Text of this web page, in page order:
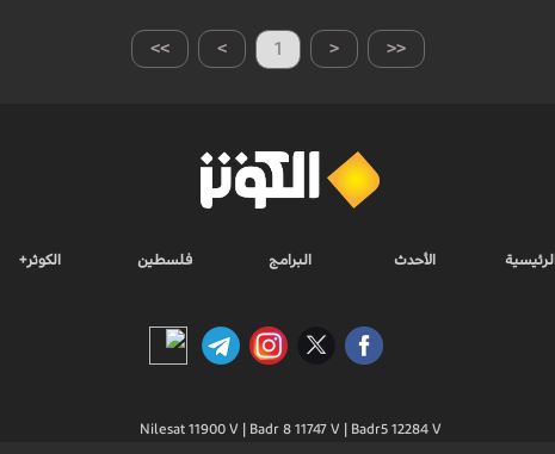
>> > 1 < <<
الرئيسية الأحدث البرامج فلسطين الكوثر+
Nilesat 11900 V | Badr 8 11747 V | Badr5 12284 V